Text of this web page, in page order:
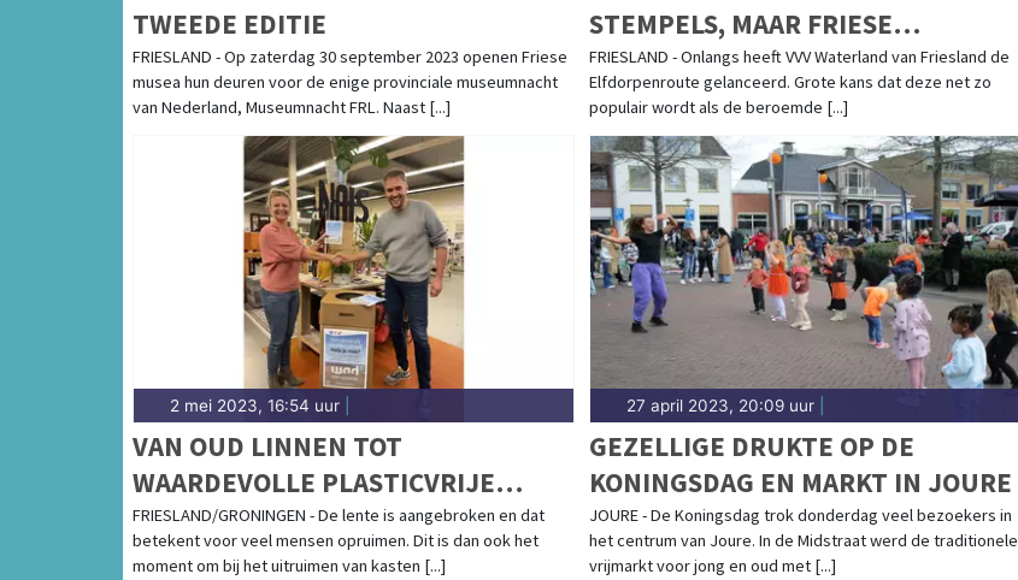
TWEEDE EDITIE
FRIESLAND - Op zaterdag 30 september 2023 openen Friese
musea hun deuren voor de enige provinciale museumnacht
van Nederland, Museumnacht FRL. Naast [...]
STEMPELS, MAAR FRIESE
ERVARINGEN VERZAMELEN
FRIESLAND - Onlangs heeft VVV Waterland van Friesland de
Elfdorpenroute gelanceerd. Grote kans dat deze net zo
populair wordt als de beroemde [...]
2 mei 2023, 16:54 uur
VAN OUD LINNEN TOT
WAARDEVOLLE PLASTICVRIJE
ALTERNATIEVEN
FRIESLAND/GRONINGEN - De lente is aangebroken en dat
betekent voor veel mensen opruimen. Dit is dan ook het
moment om bij het uitruimen van kasten [...]
27 april 2023, 20:09 uur|
GEZELLIGE DRUKTE OP DE
KONINGSDAG EN MARKT IN JOURE
JOURE - De Koningsdag trok donderdag veel bezoekers in
het centrum van Joure. In de Midstraat werd de traditionele
vrijmarkt voor jong en oud met [...]